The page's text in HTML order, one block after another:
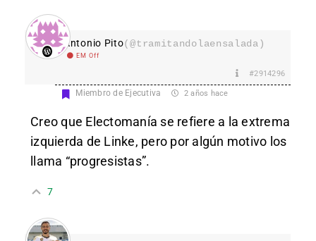
Antonio Pito(@tramitandolaensalada)
EM Off
#2914296
Miembro de Ejecutiva 2 años hace
Creo que Electomanía se refiere a la extrema
izquierda de Linke, pero por algún motivo los
llama “progresistas”.
7